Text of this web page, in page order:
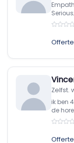
Zelfst.
ik ben
de